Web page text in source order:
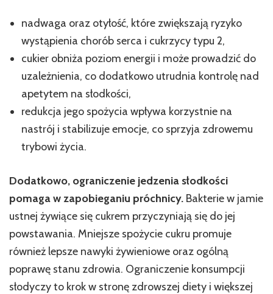
nadwaga oraz otyłość, które zwiększają ryzyko
wystąpienia chorób serca i cukrzycy typu 2,
cukier obniża poziom energii i może prowadzić do
uzależnienia, co dodatkowo utrudnia kontrolę nad
apetytem na słodkości,
redukcja jego spożycia wpływa korzystnie na
nastrój i stabilizuje emocje, co sprzyja zdrowemu
trybowi życia.
Dodatkowo, ograniczenie jedzenia słodkości
pomaga w zapobieganiu próchnicy. Bakterie w jamie
ustnej żywiące się cukrem przyczyniają się do jej
powstawania. Mniejsze spożycie cukru promuje
również lepsze nawyki żywieniowe oraz ogólną
poprawę stanu zdrowia. Ograniczenie konsumpcji
słodyczy to krok w stronę zdrowszej diety i większej